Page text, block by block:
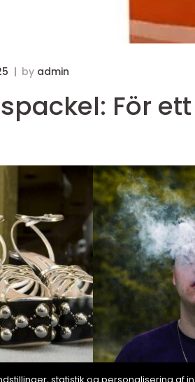
by admin
För